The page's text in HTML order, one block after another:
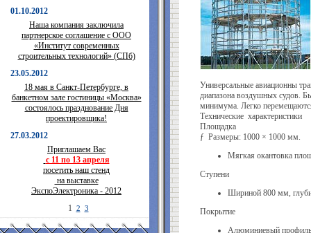
01.10.2012
Наша компания заключила
партнерское соглашение с ООО
«Институт современных
строительных технологий» (СПб)
23.05.2012
18 мая в Санкт-Петербурге, в
банкетном зале гостиницы «Москва»
состоялось празднование Дня
проектировщика!
27.03.2012
Приглашаем Вас
с 11 по 13 апреля
посетить наш стенд
на выставке
ЭкспоЭлектроника - 2012
1 2 3
Универсальные авиационны
диапазона воздушных судов.
минимума. Легко
Технические характеристики
Площадка
ƒ Размеры: 1000 × 1000 мм.
Мягкая окантовка
Ступени
Шириной 800 мм,
Покрытие
Алюминиевый